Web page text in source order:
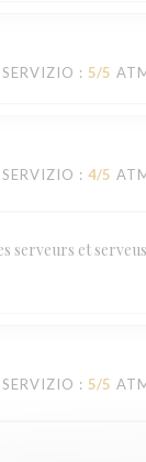
SERVIZIO : 5/5
SERVIZIO : 4/5
serveurs et
SERVIZIO : 5/5